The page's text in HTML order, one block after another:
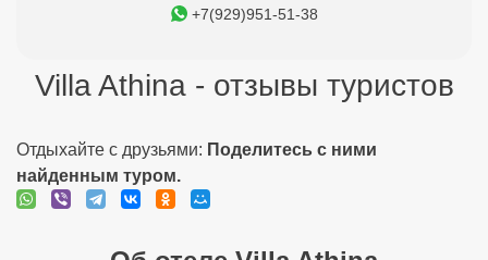
+7(929)951-51-38
Villa Athina - отзывы туристов
Отдыхайте с друзьями: Поделитесь с ними
найденным туром.